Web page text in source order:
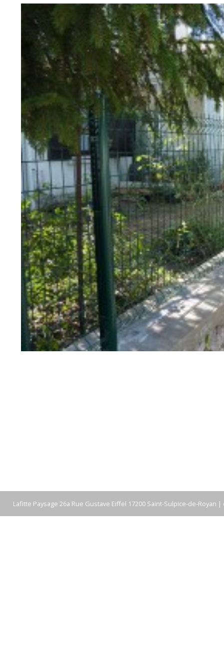
Lafitte Paysage 26a Rue Gustave Eiffel 17200 Saint-Sulpice-de-Royan |